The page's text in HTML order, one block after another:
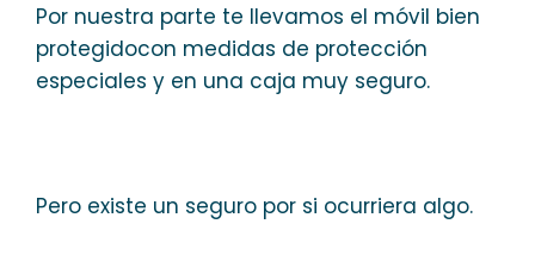
Por nuestra parte te llevamos el móvil bien
protegidocon medidas de protección
especiales y en una caja muy seguro.
Pero existe un seguro por si ocurriera algo.